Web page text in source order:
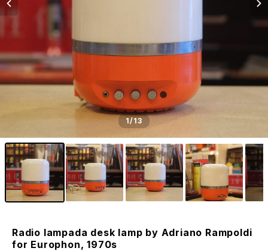
1/13
Radio lampada desk lamp by Adriano Rampoldi
for Europhon, 1970s